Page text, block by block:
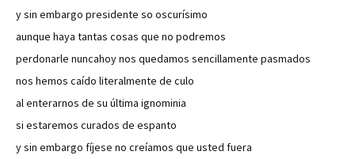
y sin embargo presidente so oscurísimo
aunque haya tantas cosas que no podremos
perdonarle nuncahoy nos quedamos sencillamente pasmados
nos hemos caído literalmente de culo
al enterarnos de su última ignominia
si estaremos curados de espanto
y sin embargo fíjese no creíamos que usted fuera